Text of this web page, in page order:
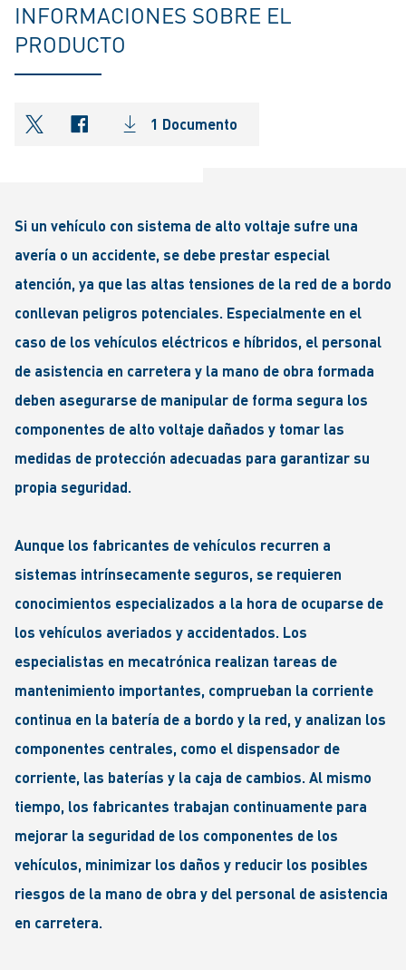
INFORMACIONES SOBRE EL
PRODUCTO
shareOntwitter
shareOnfacebook
1 Documento
Si un vehículo con sistema de alto voltaje sufre una
avería o un accidente, se debe prestar especial
atención, ya que las altas tensiones de la red de a bordo
conllevan peligros potenciales. Especialmente en el
caso de los vehículos eléctricos e híbridos, el personal
de asistencia en carretera y la mano de obra formada
deben asegurarse de manipular de forma segura los
componentes de alto voltaje dañados y tomar las
medidas de protección adecuadas para garantizar su
propia seguridad.
Aunque los fabricantes de vehículos recurren a
sistemas intrínsecamente seguros, se requieren
conocimientos especializados a la hora de ocuparse de
los vehículos averiados y accidentados. Los
especialistas en mecatrónica realizan tareas de
mantenimiento importantes, comprueban la corriente
continua en la batería de a bordo y la red, y analizan los
componentes centrales, como el dispensador de
corriente, las baterías y la caja de cambios. Al mismo
tiempo, los fabricantes trabajan continuamente para
mejorar la seguridad de los componentes de los
vehículos, minimizar los daños y reducir los posibles
riesgos de la mano de obra y del personal de asistencia
en carretera.